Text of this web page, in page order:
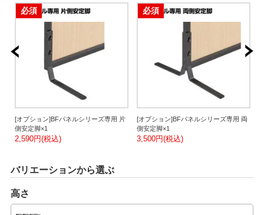
必須
[オプション]BFパネルシリーズ専用 片
側安定脚×1
2,590円(税込)
必須
[オプション]BFパネルシリーズ専用 両
側安定脚×1
3,500円(税込)
バリエーションから選ぶ
高さ